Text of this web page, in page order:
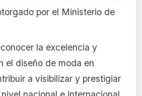
por el Ministerio de
la excelencia y
el diseño de moda en
a visibilizar y prestigiar